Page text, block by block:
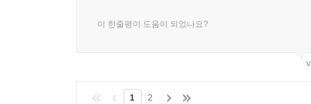
이 한줄평이 도움이 되었나요?
1 2